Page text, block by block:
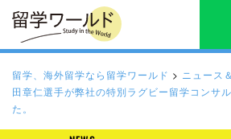
留学、海外留学なら留学ワールド > ニュース
田章仁選手が弊社の特別ラグビー留学コンサ
た。